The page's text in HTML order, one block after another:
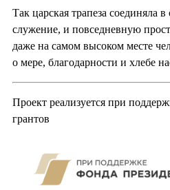
Так царская трапеза соединяла в
служение, и повседневную
даже на самом высоком месте
о мере, благодарности и хлебе
Проект реализуется при
грантов